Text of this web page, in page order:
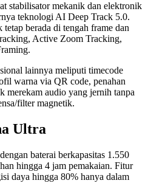
stabilisator mekanik dan elektronik
teknologi AI Deep Track 5.0.
berada di tengah frame dan
Active Zoom Tracking,
lainnya meliputi timecode
warna via QR code, penahan
merekam audio yang jernih tanpa
filter magnetik.
Ultra
baterai berkapasitas 1.550
hingga 4 jam pemakaian. Fitur
daya hingga 80% hanya dalam